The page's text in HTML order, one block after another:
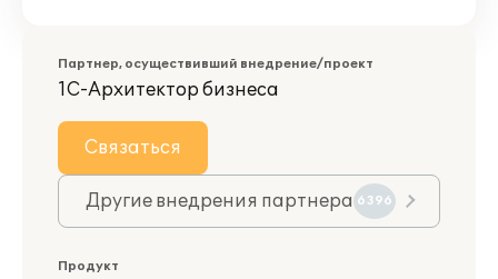
Партнер, осуществивший внедрение/проект
1С-Архитектор бизнеса
Связаться
Другие внедрения партнера 6396
Продукт